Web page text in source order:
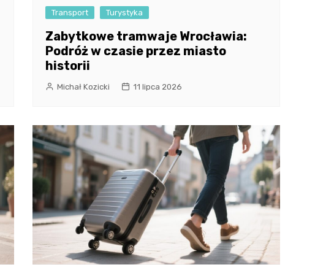
Transport Turystyka
Zabytkowe tramwaje Wrocławia:
Podróż w czasie przez miasto
historii
Michał Kozicki 11 lipca 2026